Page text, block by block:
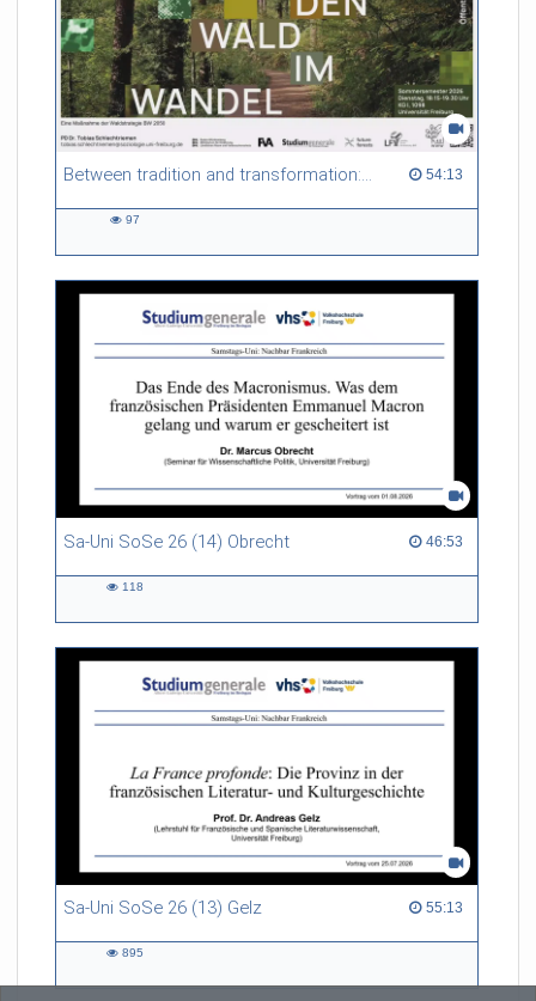
Between tradition and transformation: how owners, advisers and institutions co-create knowledge for resilient forests in Europe 54:13
54:13 duration
97
Sa-Uni SoSe 26 (14) Obrecht 46:53
46:53 duration
118
Sa-Uni SoSe 26 (13) Gelz 55:13
55:13 duration
895